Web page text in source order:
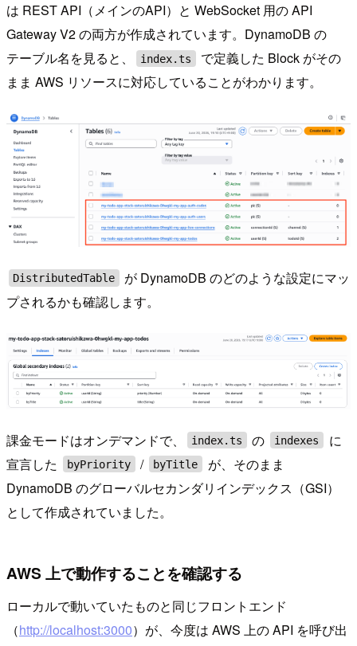
は REST API（メインのAPI）と WebSocket 用の API
Gateway V2 の両方が作成されています。DynamoDB の
テーブル名を見ると、
index.ts
で定義した Block がその
まま AWS リソースに対応していることがわかります。
DistributedTable
が DynamoDB のどのような設定にマッ
プされるかも確認します。
課金モードはオンデマンドで、 index.ts の indexes
に
宣言した
byPriority / byTitle
が、そのまま
DynamoDB のグローバルセカンダリインデックス（GSI）
として作成されていました。
AWS 上で動作することを確認する
ローカルで動いていたものと同じフロントエンド
（http://localhost:3000）が、今度は AWS 上の API を呼び出